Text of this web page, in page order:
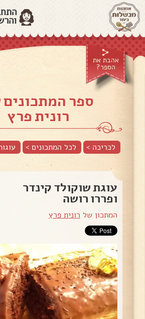
אהבת את
הספר?
ספר
רונית פרץ
לכריכה > לכל המתכונים >
עוגת שוקולד קינדר
ופררו רושה
המתכון של רונית פרץ